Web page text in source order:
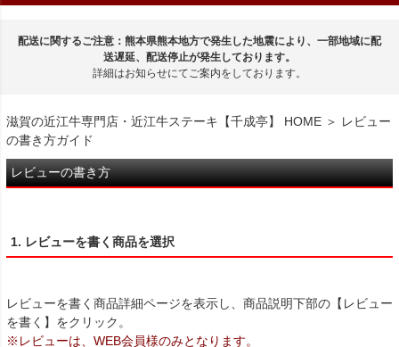
配送に関するご注意：熊本県熊本地方で発生した地震により、一部地域に配
送遅延、配送停止が発生しております。
詳細はお知らせにてご案内をしております。
滋賀の近江牛専門店・近江牛ステーキ【千成亭】 HOME ＞ レビュー
の書き方ガイド
レビューの書き方
1. レビューを書く商品を選択
レビューを書く商品詳細ページを表示し、商品説明下部の【レビュー
を書く】をクリック。
※レビューは、WEB会員様のみとなります。